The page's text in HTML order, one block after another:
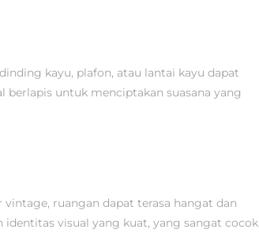
kayu, plafon, atau lantai kayu dapat
untuk menciptakan suasana yang
ruangan dapat terasa hangat dan
visual yang kuat, yang sangat cocok